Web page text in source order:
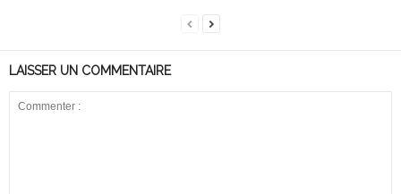
LAISSER UN COMMENTAIRE